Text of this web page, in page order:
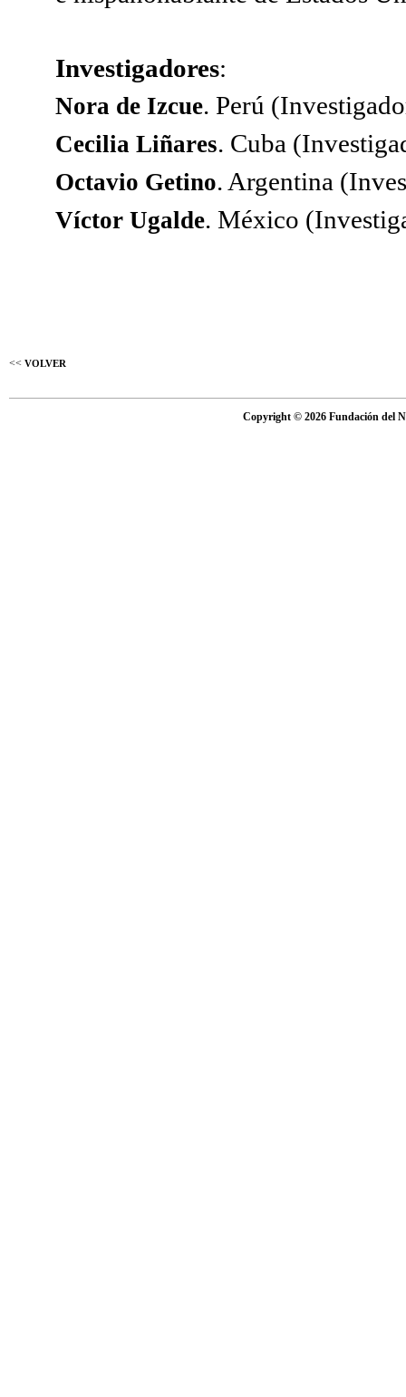
Investigadores:
Nora de Izcue. Perú
Cecilia Liñares. Cuba
Octavio Getino. Argentina
Víctor Ugalde. México
<< VOLVER
Copyright © 2026 Fundación del